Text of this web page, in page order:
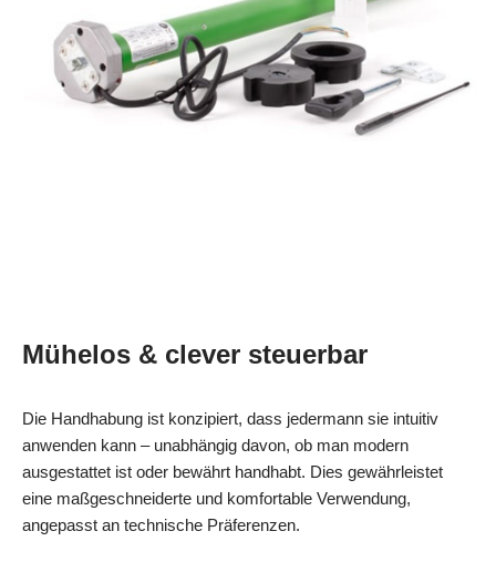
Mühelos & clever steuerbar
Die Handhabung ist konzipiert, dass jedermann sie intuitiv
anwenden kann – unabhängig davon, ob man modern
ausgestattet ist oder bewährt handhabt. Dies gewährleistet
eine maßgeschneiderte und komfortable Verwendung,
angepasst an technische Präferenzen.